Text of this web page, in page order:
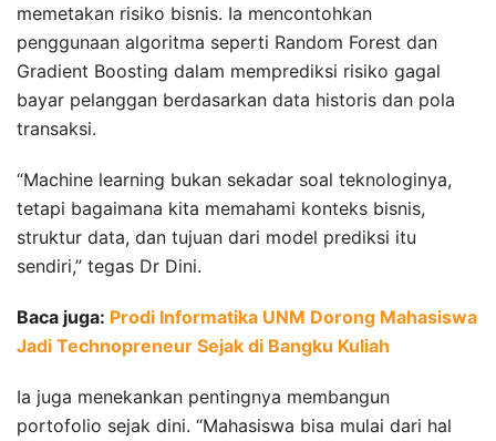
memetakan risiko bisnis. Ia mencontohkan
penggunaan algoritma seperti Random Forest dan
Gradient Boosting dalam memprediksi risiko gagal
bayar pelanggan berdasarkan data historis dan pola
transaksi.
“Machine learning bukan sekadar soal teknologinya,
tetapi bagaimana kita memahami konteks bisnis,
struktur data, dan tujuan dari model prediksi itu
sendiri,” tegas Dr Dini.
Baca juga: Prodi Informatika UNM Dorong Mahasiswa
Jadi Technopreneur Sejak di Bangku Kuliah
Ia juga menekankan pentingnya membangun
portofolio sejak dini. “Mahasiswa bisa mulai dari hal